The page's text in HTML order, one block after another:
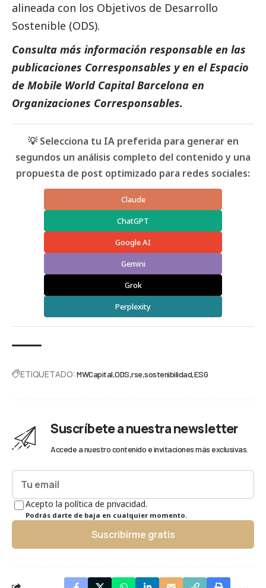
alineada con los Objetivos de Desarrollo
Sostenible (ODS).
Consulta más información responsable en las
publicaciones Corresponsables y en elEspacio
de Mobile World Capital Barcelona en
Organizaciones Corresponsables.
💡 Selecciona tu IA preferida para generar en
segundos un análisis completo del contenido y una
propuesta de post optimizado para redes sociales:
Claude
ChatGPT
Google AI
Gemini
Grok
Perplexity
ETIQUETADO: MWCapital ODS rse sostenibilidad ESG
Suscríbete a nuestra newsletter
Accede a nuestro contenido e invitaciones más exclusivas.
Acepto la política de privacidad.
Podrás darte de baja en cualquier momento.
Suscribirme gratis